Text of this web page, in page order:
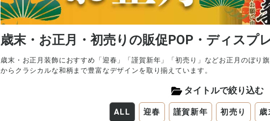
歳末・お正月・初売りの販促POP・ディスプ
歳末・お正月装飾におすすめ「迎春」「謹賀新年」「初売り」などお正月のぼり
からクラシカルな和柄まで豊富なデザインを取り揃えています。
タイトルで絞り込む
ALL 迎春 謹賀新年 初売り 歳